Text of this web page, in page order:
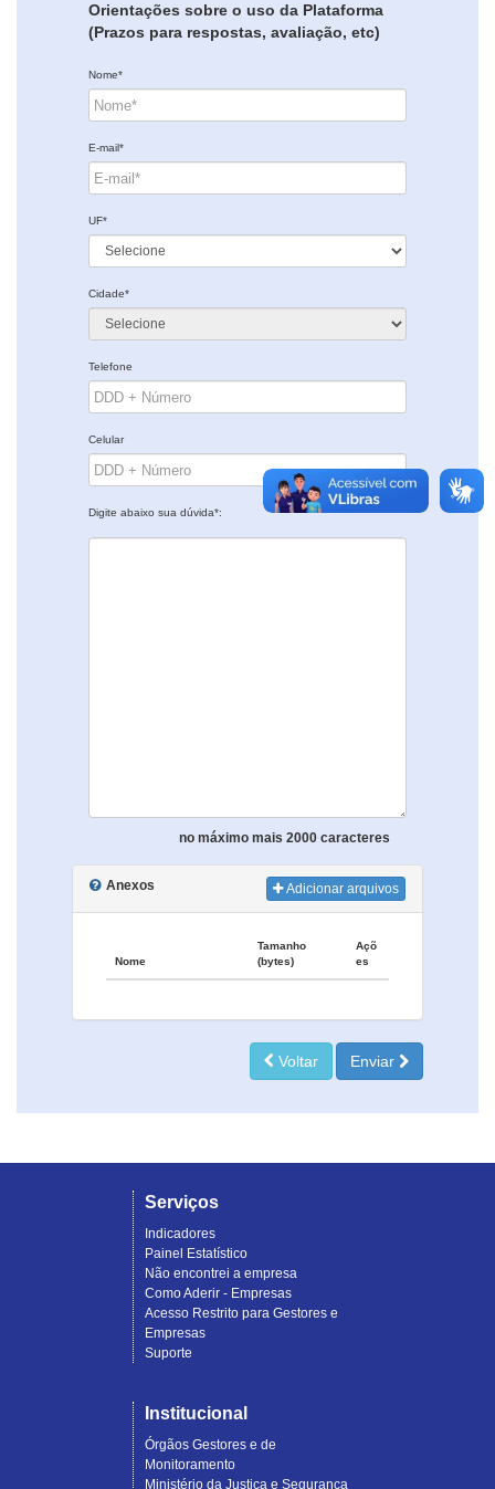
Orientações sobre o uso da Plataforma
(Prazos para respostas, avaliação, etc)
Nome*
E-mail*
UF*
Cidade*
Telefone
Celular
Digite abaixo sua dúvida*:
no máximo mais 2000 caracteres
Anexos Adicionar arquivos
Nome
Tamanho
(bytes)
Açõ
es
Voltar Enviar
Serviços
Indicadores
Painel Estatístico
Não encontrei a empresa
Como Aderir - Empresas
Acesso Restrito para Gestores e
Empresas
Suporte
Institucional
Órgãos Gestores e de
Monitoramento
Ministério da Justiça e Segurança